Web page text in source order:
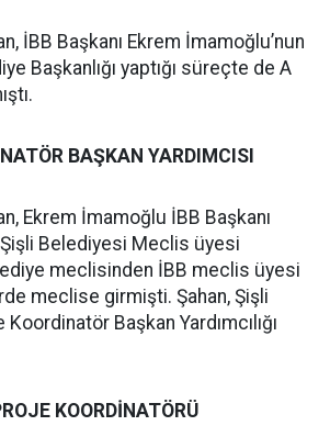
İBB Başkanı Ekrem İmamoğlu’nun
Başkanlığı yaptığı süreçte de A
BAŞKAN YARDIMCISI
Ekrem İmamoğlu İBB Başkanı
Belediyesi Meclis üyesi
meclisinden İBB meclis üyesi
meclise girmişti. Şahan, Şişli
Başkan Yardımcılığı
KOORDİNATÖRÜ